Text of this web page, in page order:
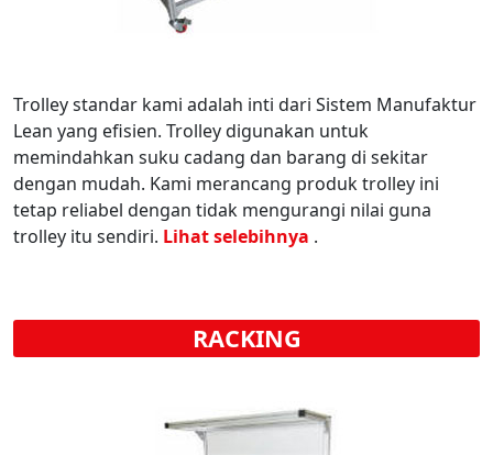
Trolley standar kami adalah inti dari Sistem Manufaktur
Lean yang efisien. Trolley digunakan untuk
memindahkan suku cadang dan barang di sekitar
dengan mudah. Kami merancang produk trolley ini
tetap reliabel dengan tidak mengurangi nilai guna
trolley itu sendiri. Lihat selebihnya .
RACKING